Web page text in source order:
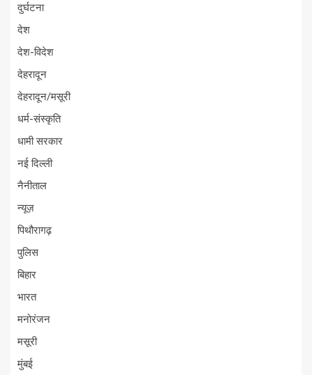
दुर्घटना
देश
देश-विदेश
देहरादून
देहरादून/मसूरी
धर्म-संस्कृति
धामी सरकार
नई दिल्ली
नैनीताल
न्यूज़
पिथौरागढ़
पुलिस
बिहार
भारत
मनोरंजन
मसूरी
मुंबई